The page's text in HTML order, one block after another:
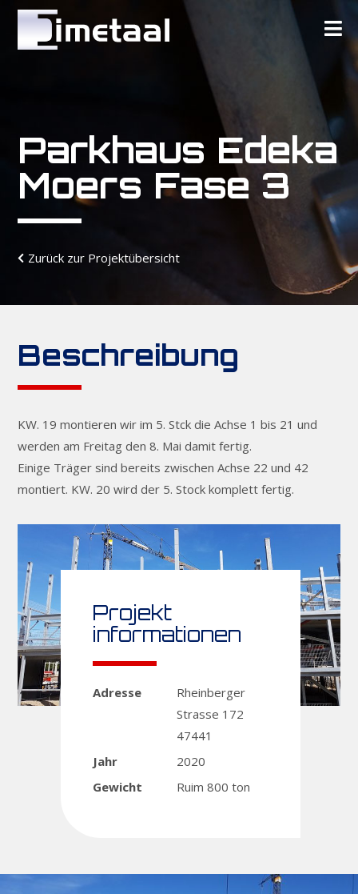
Parkhaus Edeka
Moers Fase 3
Zurück zur Projektübersicht
Beschreibung
KW. 19 montieren wir im 5. Stck die Achse 1 bis 21 und
werden am Freitag den 8. Mai damit fertig.
Einige Träger sind bereits zwischen Achse 22 und 42
montiert. KW. 20 wird der 5. Stock komplett fertig.
Projekt
informationen
Adresse
Rheinberger
Strasse 172
47441
Jahr
2020
Gewicht
Ruim 800 ton